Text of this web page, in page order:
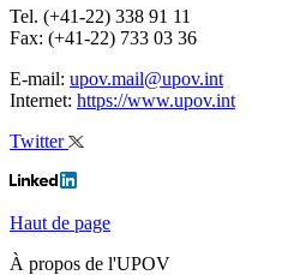
Tel. (+41-22) 338 91 11
Fax: (+41-22) 733 03 36
E-mail: upov.mail@upov.int
Internet: https://www.upov.int
Twitter
Haut de page
À propos de l'UPOV